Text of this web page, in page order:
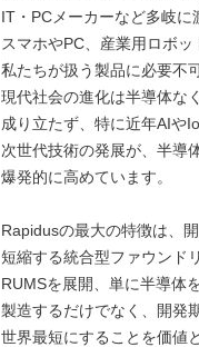
IT・PCメーカーなど多岐に
スマホやPC、産業用ロボッ
私たちが扱う製品に必要不
現代社会の進化は半導体な
成り立たず、特に近年AIや
次世代技術の発展が、半導
爆発的に高めています。
Rapidusの最大の特徴は、
短縮する統合型ファウンド
RUMSを展開、単に半導体
製造するだけでなく、開発
世界最短にすることを価値